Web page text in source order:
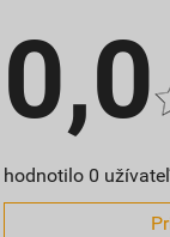
0,0
hodnotilo 0